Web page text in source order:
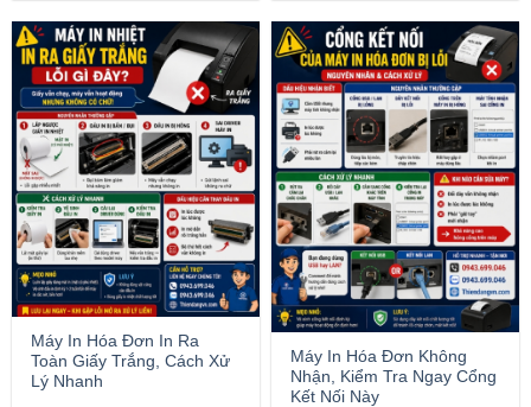
Máy In Hóa Đơn In Ra
Toàn Giấy Trắng, Cách Xử
Lý Nhanh
Máy In Hóa Đơn Không
Nhận, Kiểm Tra Ngay Cổng
Kết Nối Này